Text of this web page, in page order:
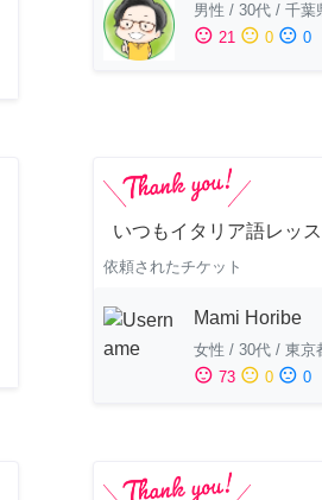
男性 / 30代 / 千葉
sentiment_satisfied 21 sentiment_neutral 0 sentiment_dissatisfied 0
いつもイタリア語レッ
依頼されたチケット
Mami Horibe
女性 / 30代 / 東京
sentiment_satisfied 73 sentiment_neutral 0 sentiment_dissatisfied 0